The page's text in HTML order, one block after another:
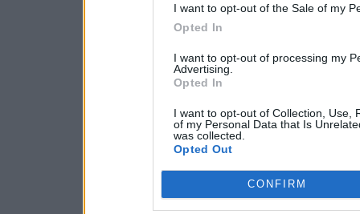
I want to opt-out of the Sale of my
Opted In
I want to opt-out of processing my
Advertising.
Opted In
I want to opt-out of Collection, Use,
of my Personal Data that Is
was collected.
Opted Out
CONFIRM